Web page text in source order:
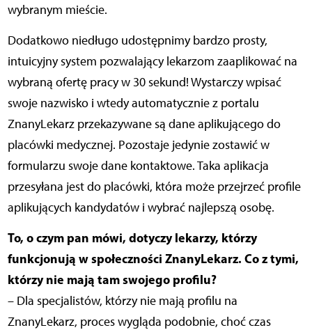
wybranym mieście.
Dodatkowo niedługo udostępnimy bardzo prosty,
intuicyjny system pozwalający lekarzom zaaplikować na
wybraną ofertę pracy w 30 sekund! Wystarczy wpisać
swoje nazwisko i wtedy automatycznie z portalu
ZnanyLekarz przekazywane są dane aplikującego do
placówki medycznej. Pozostaje jedynie zostawić w
formularzu swoje dane kontaktowe. Taka aplikacja
przesyłana jest do placówki, która może przejrzeć profile
aplikujących kandydatów i wybrać najlepszą osobę.
To, o czym pan mówi, dotyczy lekarzy, którzy
funkcjonują w społeczności ZnanyLekarz. Co z tymi,
którzy nie mają tam swojego profilu?
– Dla specjalistów, którzy nie mają profilu na
ZnanyLekarz, proces wygląda podobnie, choć czas